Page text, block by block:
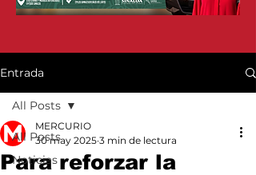
Entrada
All Posts
Noticias
All Posts
Para reforzar la
MERCURIO
30 may 2025 3 min de lectura